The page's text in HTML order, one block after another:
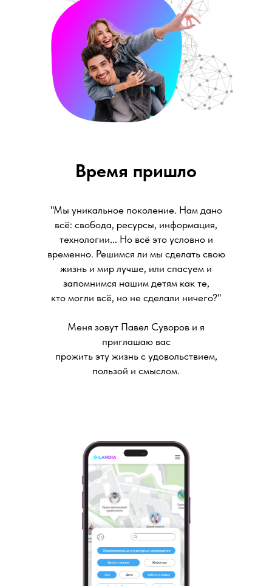
"Мы уникальное поколение. Нам дано
всё: свобода, ресурсы, информация,
технологии... Но всё это условно и
временно. Решимся ли мы сделать свою
жизнь и мир лучше, или спасуем и
запомнимся нашим детям как те,
кто могли всё, но не сделали ничего?"
Меня зовут Павел Суворов и я
приглашаю вас
прожить эту жизнь с удовольствием,
пользой и смыслом.
Время пришло